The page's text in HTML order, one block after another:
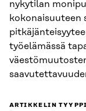
nykytilan
kokonaisuuteen
työelämässä
ARTIKKELIN TYYPPI